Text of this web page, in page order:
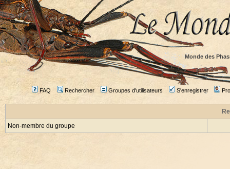
Monde des
FAQ Rechercher Groupes d'utilisateurs S'enregistrer
Non-membre du groupe